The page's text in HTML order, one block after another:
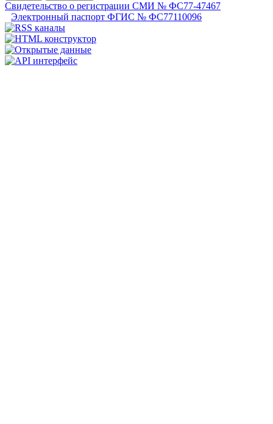
Свидетельство о регистрации СМИ № ФС77-47467
Электронный паспорт ФГИС № ФС77110096